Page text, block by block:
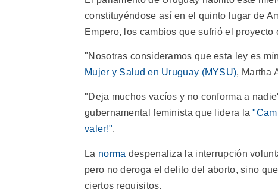
constituyéndose así en el quinto lugar de
Empero, los cambios que sufrió el
"Nosotras consideramos que esta ley es
Mujer y Salud en Uruguay (MYSU), Martha
"Deja muchos vacíos y no conforma a
gubernamental feminista que lidera la
valer!".
La norma despenaliza la interrupción
pero no deroga el delito del aborto, sino
ciertos requisitos.